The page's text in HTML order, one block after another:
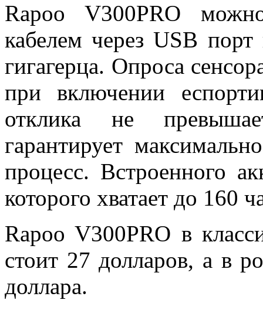
Rapoo V300PRO
кабелем через USB
гигагерца. Опроса
при включении
отклика не
гарантирует
процесс. Встроенного
которого хватает до 160
Rapoo V300PRO в
стоит 27 долларов, а в
доллара.